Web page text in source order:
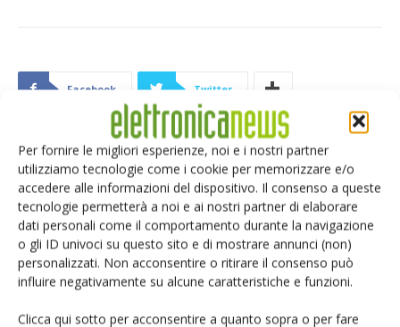
Per fornire le migliori esperienze, noi e i nostri partner
utilizziamo tecnologie come i cookie per memorizzare e/o
accedere alle informazioni del dispositivo. Il consenso a queste
tecnologie permetterà a noi e ai nostri partner di elaborare
dati personali come il comportamento durante la navigazione
o gli ID univoci su questo sito e di mostrare annunci (non)
personalizzati. Non acconsentire o ritirare il consenso può
influire negativamente su alcune caratteristiche e funzioni.
Clicca qui sotto per acconsentire a quanto sopra o per fare
Facebook Twitter
ARTICOLI CORRELATI ALTRO DALL'AUTORE
eGaN per convertitori DC-DC: EPC
accelera